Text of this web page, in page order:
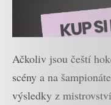
Ačkoliv jsou čeští
scény a na
výsledky z